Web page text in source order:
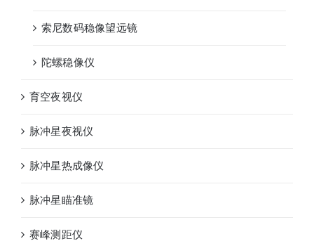
索尼数码稳像望远镜
陀螺稳像仪
育空夜视仪
脉冲星夜视仪
脉冲星热成像仪
脉冲星瞄准镜
赛峰测距仪